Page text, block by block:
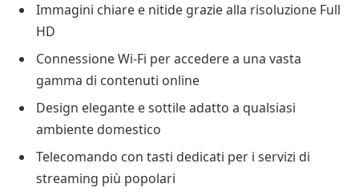
Immagini chiare e nitide grazie alla risoluzione Full
HD
Connessione Wi-Fi per accedere a una vasta
gamma di contenuti online
Design elegante e sottile adatto a qualsiasi
ambiente domestico
Telecomando con tasti dedicati per i servizi di
streaming più popolari